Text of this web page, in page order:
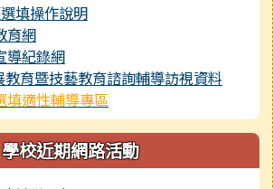
填操作說明
育網
導紀錄網
育暨技藝教育諮詢輔導訪視資料
填適性輔導專區
學校近期網路活動